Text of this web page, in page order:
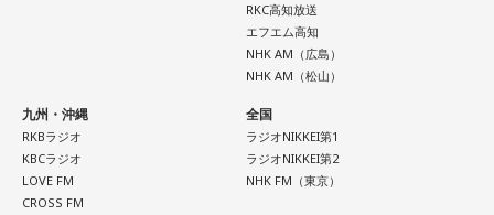
RKC高知放送
エフエム高知
NHK AM（広島）
NHK AM（松山）
九州・沖縄
RKBラジオ
KBCラジオ
LOVE FM
CROSS FM
全国
ラジオNIKKEI第1
ラジオNIKKEI第2
NHK FM（東京）